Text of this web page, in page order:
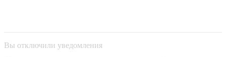
Вы отключили уведомления